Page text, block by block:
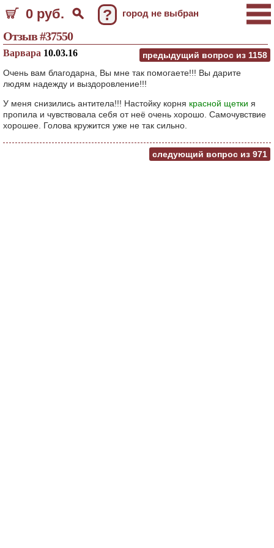
0 руб. ? город не выбран
Отзыв #37550
предыдущий вопрос из 1158
Варвара 10.03.16
Очень вам благодарна, Вы мне так помогаете!!! Вы дарите
людям надежду и выздоровление!!!
У меня снизились антитела!!! Настойку корня красной щетки я
пропила и чувствовала себя от неё очень хорошо. Самочувствие
хорошее. Голова кружится уже не так сильно.
следующий вопрос из 971